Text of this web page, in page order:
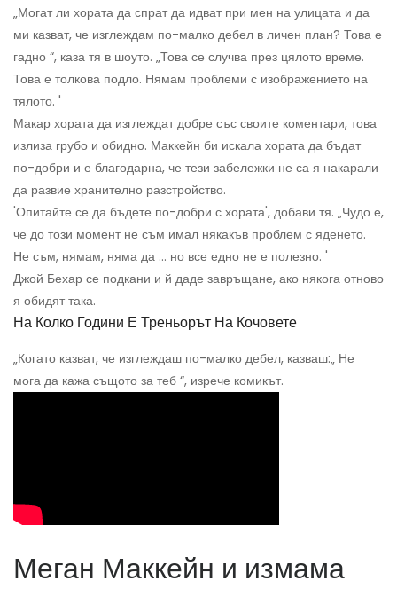
„Могат ли хората да спрат да идват при мен на улицата и да
ми казват, че изглеждам по-малко дебел в личен план? Това е
гадно “, каза тя в шоуто. „Това се случва през цялото време.
Това е толкова подло. Нямам проблеми с изображението на
тялото. '
Макар хората да изглеждат добре със своите коментари, това
излиза грубо и обидно. Маккейн би искала хората да бъдат
по-добри и е благодарна, че тези забележки не са я накарали
да развие хранително разстройство.
'Опитайте се да бъдете по-добри с хората', добави тя. „Чудо е,
че до този момент не съм имал някакъв проблем с яденето.
Не съм, нямам, няма да ... но все едно не е полезно. '
Джой Бехар се подкани и й даде завръщане, ако някога отново
я обидят така.
На Колко Години Е Треньорът На Кочовете
„Когато казват, че изглеждаш по-малко дебел, казваш:„ Не
мога да кажа същото за теб “, изрече комикът.
Меган Маккейн и измама